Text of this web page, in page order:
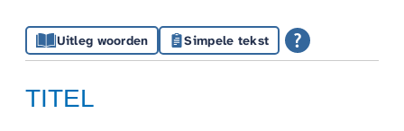
Uitleg woorden Simpele tekst
TITEL